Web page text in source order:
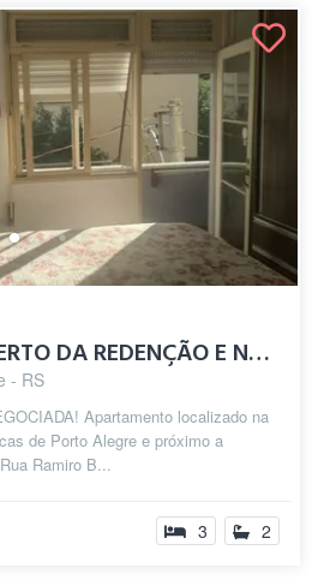
QUARTO SUÍTE PERTO DA REDENÇÃO E NA FREN...
- RS
Apartamento localizado na
de Porto Alegre e próximo a
Ramiro B...
3 2